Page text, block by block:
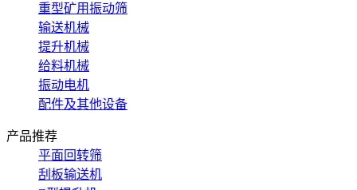
重型矿用振动筛
输送机械
提升机械
给料机械
振动电机
配件及其他设备
产品推荐
平面回转筛
刮板输送机